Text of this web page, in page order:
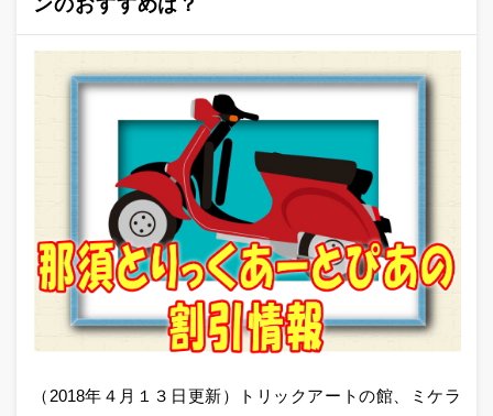
（2018年４月１３日更新）トリックアートの館、ミケラ